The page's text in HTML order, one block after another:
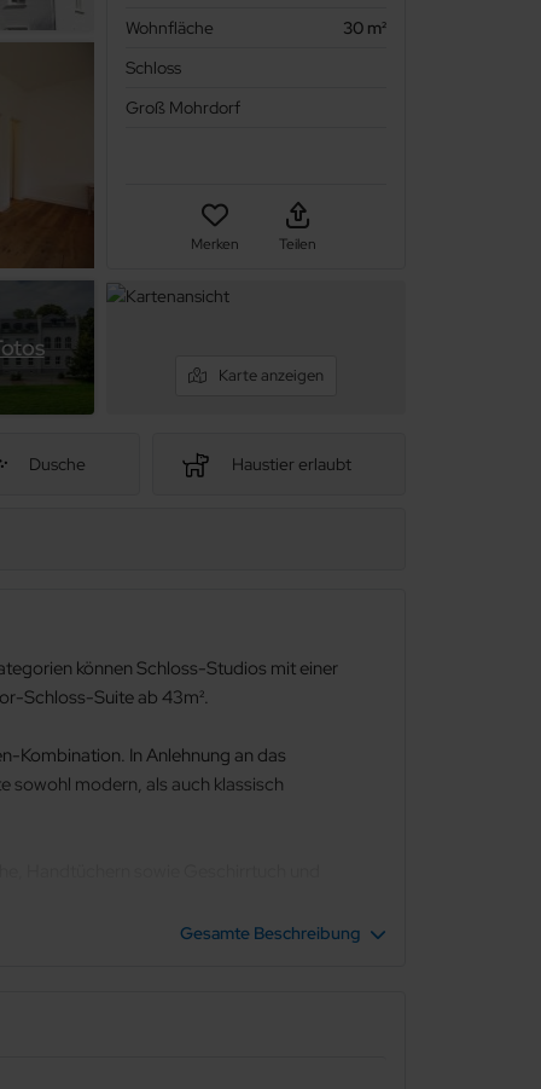
Wohnfläche
30 m²
Schloss
Groß Mohrdorf
Merken Teilen
Karte anzeigen
Dusche Haustier erlaubt
können Schloss-Studios mit einer
Schloss-Suite ab 43m².
Kombination. In Anlehnung an das
sowohl modern, als auch klassisch
Gesamte Beschreibung